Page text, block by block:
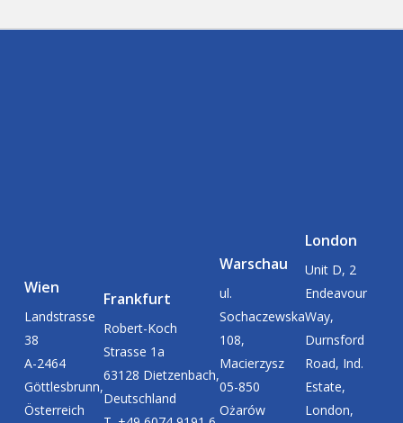
Wien
Landstrasse
38
A-2464
Göttlesbrunn,
Österreich
Frankfurt
Robert-Koch
Strasse 1a
63128 Dietzenbach,
Deutschland
Warschau
ul.
Sochaczewska
108,
Macierzysz
05-850
Ożarów
London
Unit D, 2
Endeavour
Way,
Durnsford
Road, Ind.
Estate,
London,